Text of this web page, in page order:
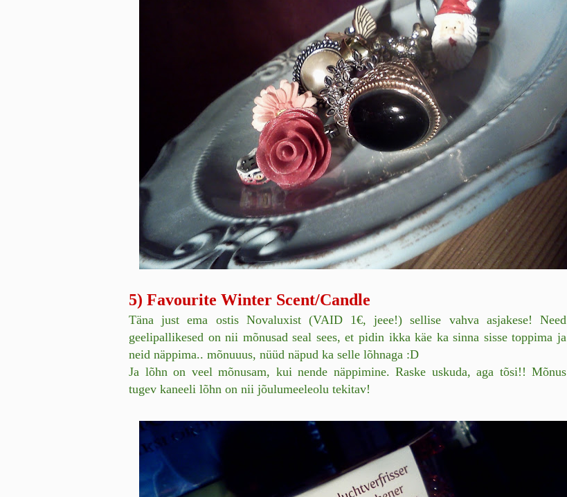
5) Favourite Winter Scent/Candle
Täna just ema ostis Novaluxist (VAID 1€, jeee!) sellise vahva asjakese! Need
geelipallikesed on nii mõnusad seal sees, et pidin ikka käe ka sinna sisse toppima ja
neid näppima.. mõnuuus, nüüd näpud ka selle lõhnaga :D
Ja lõhn on veel mõnusam, kui nende näppimine. Raske uskuda, aga tõsi!! Mõnus
tugev kaneeli lõhn on nii jõulumeeleolu tekitav!